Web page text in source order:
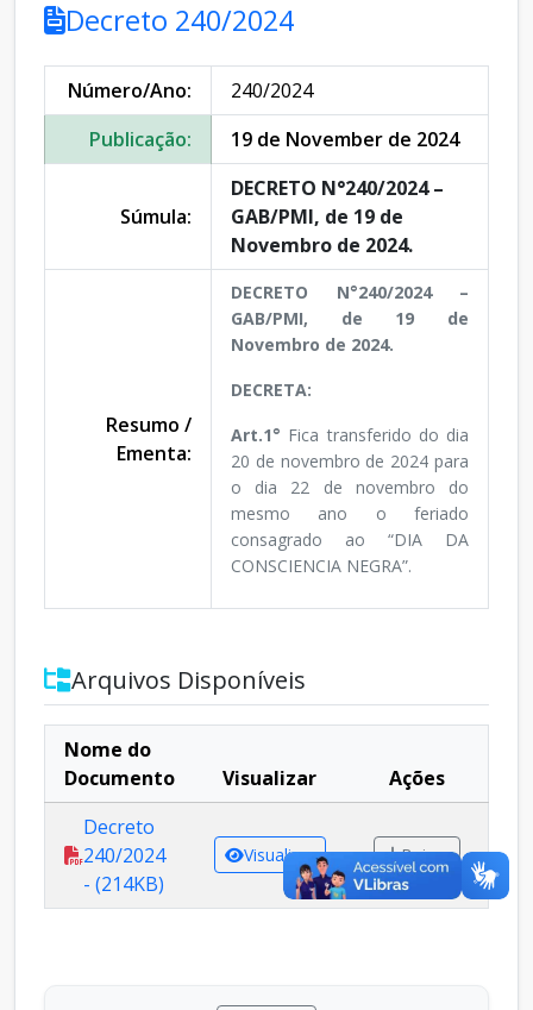
Decreto 240/2024
Número/Ano:
240/2024
Publicação:
19 de November de 2024
Súmula:
DECRETO N°240/2024 –
GAB/PMI, de 19 de
Novembro de 2024.
Resumo /
Ementa:
DECRETO N°240/2024 –
GAB/PMI, de 19 de
Novembro de 2024.
DECRETA:
Art.1° Fica transferido do dia
20 de novembro de 2024 para
o dia 22 de novembro do
mesmo ano o feriado
consagrado ao “DIA DA
CONSCIENCIA NEGRA”.
Arquivos Disponíveis
Nome do
Documento
Visualizar
Ações
Decreto
240/2024
- (214KB)
Visualizar Baixar